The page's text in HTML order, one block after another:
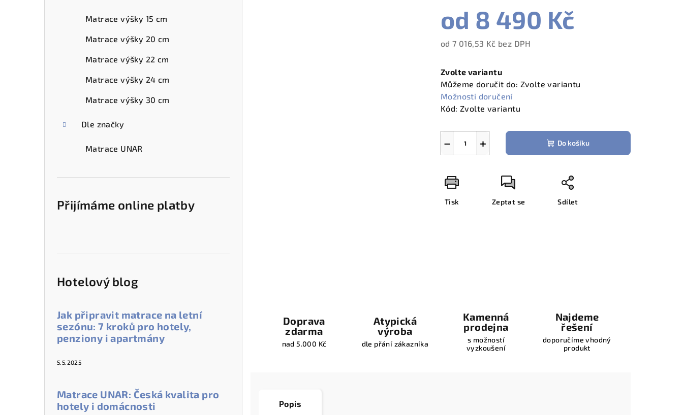
Matrace výšky 15 cm
Matrace výšky 20 cm
Matrace výšky 22 cm
Matrace výšky 24 cm
Matrace výšky 30 cm
Dle značky
Matrace UNAR
Přijímáme online platby
Hotelový blog
Jak připravit matrace na letní
sezónu: 7 kroků pro hotely,
penziony i apartmány
5.5.2025
Matrace UNAR: Česká kvalita pro
hotely i domácnosti
od 8 490 Kč
od7 016,53 Kč bez DPH
cena:
Zvolte variantu
Můžeme doručit do: Zvolte variantu
Možnosti doručení
Kód: Zvolte variantu
+
− Do košíku
Tisk Zeptat se Sdílet
Doprava
zdarma
nad 5.000 Kč
Atypická
výroba
dle přání zákazníka
Kamenná
prodejna
s možností
vyzkoušení
Najdeme
řešení
doporučíme vhodný
produkt
Popis